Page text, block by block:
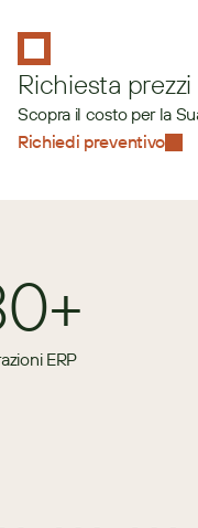
Richiesta prezzi
Scopra il costo per la
Richiedi preventivo
ERP